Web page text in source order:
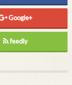
Google+
feedly